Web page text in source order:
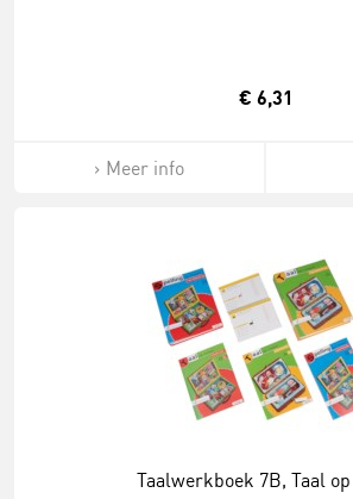
€ 6,31
Meer info
Taalwerkboek 7B, Taal